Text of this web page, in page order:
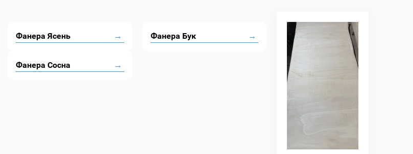
Фанера Ясень Фанера Бук
Фанера Сосна